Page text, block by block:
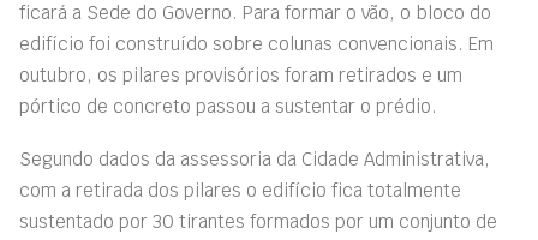
ficará a Sede do Governo. Para formar o vão, o bloco do
edifício foi construído sobre colunas convencionais. Em
outubro, os pilares provisórios foram retirados e um
pórtico de concreto passou a sustentar o prédio.
Segundo dados da assessoria da Cidade Administrativa,
com a retirada dos pilares o edifício fica totalmente
sustentado por 30 tirantes formados por um conjunto de